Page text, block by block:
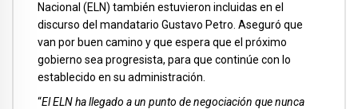
Nacional (ELN) también estuvieron incluidas en el
discurso del mandatario Gustavo Petro. Aseguró que
van por buen camino y que espera que el próximo
gobierno sea progresista, para que continúe con lo
establecido en su administración.
“El ELN ha llegado a un punto de negociación que nunca